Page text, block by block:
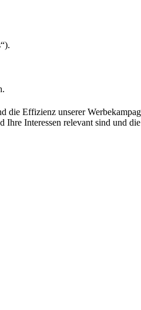
die Effizienz unserer
Ihre Interessen relevant sind und